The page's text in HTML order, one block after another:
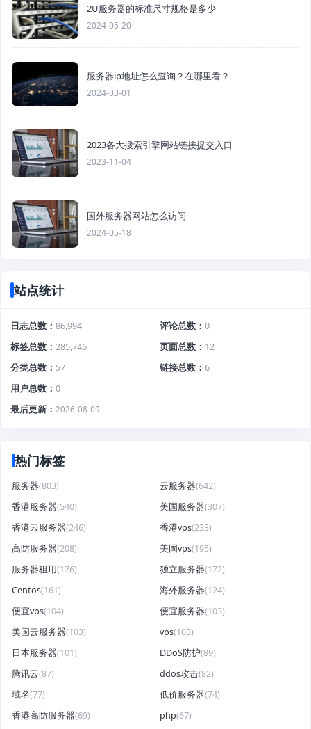
2U服务器的标准尺寸规格是多少
2024-05-20
服务器ip地址怎么查询？在哪里看？
2024-03-01
2023各大搜索引擎网站链接提交入口
2023-11-04
国外服务器网站怎么访问
2024-05-18
站点统计
日志总数 86,994 评论总数
0
标签总数
285,746 页面总数
12
分类总数
57 链接总数
6
用户总数
0
最后更新
2026-08-09
热门标签
服务器(803) 云服务器(642)
香港服务器(540) 美国服务器(307)
香港云服务器(246) 香港vps(233)
高防服务器(208) 美国vps(195)
服务器租用(176) 独立服务器(172)
Centos(161) 海外服务器(124)
便宜vps(104) 便宜服务器(103)
美国云服务器(103) vps(103)
日本服务器(101) DDoS防护(89)
腾讯云(87) ddos攻击(82)
域名(77) 低价服务器(74)
香港高防服务器(69) php(67)